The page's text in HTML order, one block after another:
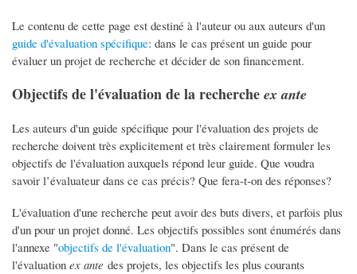
Le contenu de cette page est destiné à l'auteur ou aux auteurs d'un
guide d'évaluation spécifique: dans le cas présent un guide pour
évaluer un projet de recherche et décider de son financement.
Objectifs de l'évaluation de la recherche ex ante
Les auteurs d'un guide spécifique pour l'évaluation des projets de
recherche doivent très explicitement et très clairement formuler les
objectifs de l'évaluation auxquels répond leur guide. Que voudra
savoir l’évaluateur dans ce cas précis? Que fera-t-on des réponses?
L'évaluation d'une recherche peut avoir des buts divers, et parfois plus
d'un pour un projet donné. Les objectifs possibles sont énumérés dans
l'annexe "objectifs de l'évaluation". Dans le cas présent de
l'évaluation ex ante des projets, les objectifs les plus courants